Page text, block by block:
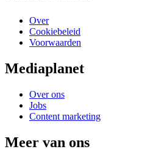
Over
Cookiebeleid
Voorwaarden
Mediaplanet
Over ons
Jobs
Content marketing
Meer van ons